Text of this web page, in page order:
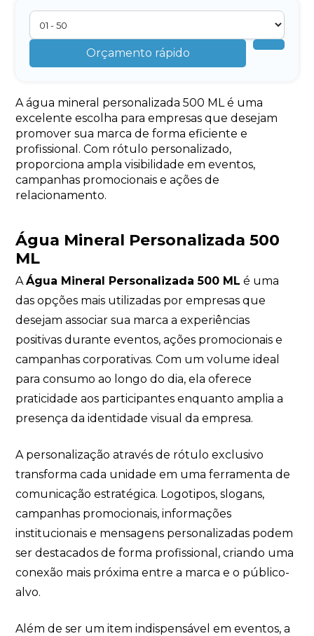
Orçamento rápido
A água mineral personalizada 500 ML é uma
excelente escolha para empresas que desejam
promover sua marca de forma eficiente e
profissional. Com rótulo personalizado,
proporciona ampla visibilidade em eventos,
campanhas promocionais e ações de
relacionamento.
Água Mineral Personalizada 500
ML
AÁgua Mineral Personalizada 500 ML é uma
das opções mais utilizadas por empresas que
desejam associar sua marca a experiências
positivas durante eventos, ações promocionais e
campanhas corporativas. Com um volume ideal
para consumo ao longo do dia, ela oferece
praticidade aos participantes enquanto amplia a
presença da identidade visual da empresa.
A personalização através de rótulo exclusivo
transforma cada unidade em uma ferramenta de
comunicação estratégica. Logotipos, slogans,
campanhas promocionais, informações
institucionais e mensagens personalizadas podem
ser destacados de forma profissional, criando uma
conexão mais próxima entre a marca e o público-
alvo.
Além de ser um item indispensável em eventos, a